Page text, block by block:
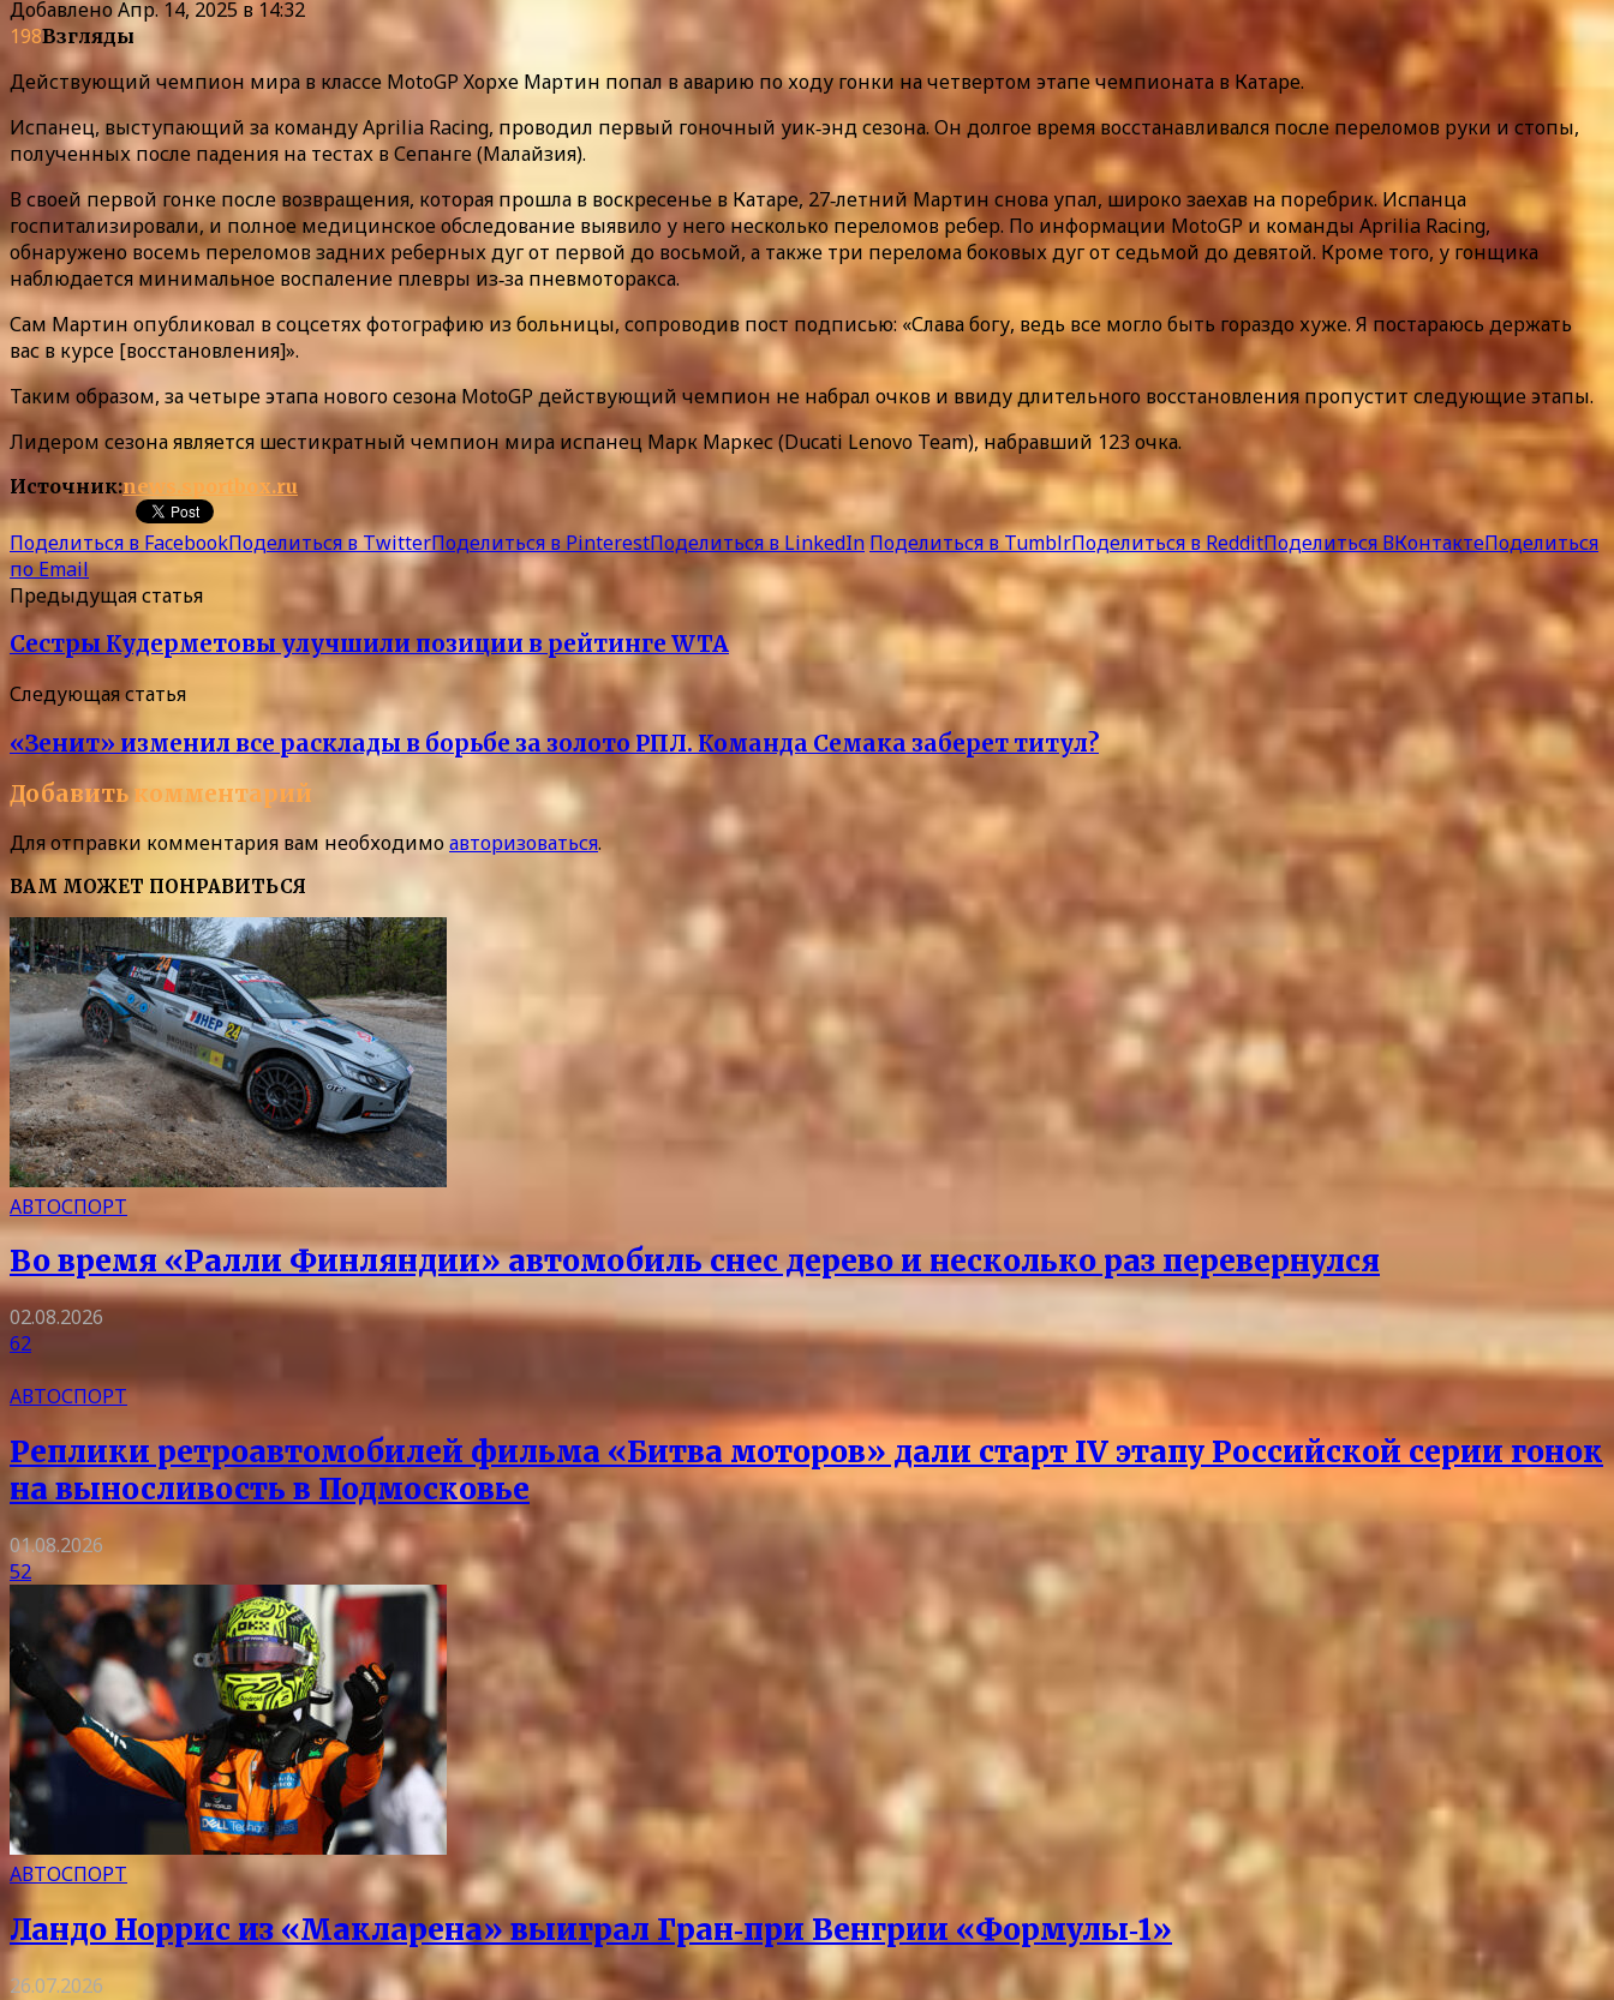
ДобавленоАпр. 14, 2025 в 14:32
198Взгляды
Действующий чемпион мира в классе MotoGP Хорхе Мартин попал в аварию по ходу гонки на четвертом этапе чемпионата в Катаре.
Испанец, выступающий за команду Aprilia Racing, проводил первый гоночный уик‑энд сезона. Он долгое время восстанавливался после переломов руки и стопы,
полученных после падения на тестах в Сепанге (Малайзия).
В своей первой гонке после возвращения, которая прошла в воскресенье в Катаре, 27‑летний Мартин снова упал, широко заехав на поребрик. Испанца
госпитализировали, и полное медицинское обследование выявило у него несколько переломов ребер. По информации MotoGP и команды Aprilia Racing,
обнаружено восемь переломов задних реберных дуг от первой до восьмой, а также три перелома боковых дуг от седьмой до девятой. Кроме того, у гонщика
наблюдается минимальное воспаление плевры из‑за пневмоторакса.
Сам Мартин опубликовал в соцсетях фотографию из больницы, сопроводив пост подписью: «Слава богу, ведь все могло быть гораздо хуже. Я постараюсь держать
вас в курсе [восстановления]».
Таким образом, за четыре этапа нового сезона MotoGP действующий чемпион не набрал очков и ввиду длительного восстановления пропустит следующие этапы.
Лидером сезона является шестикратный чемпион мира испанец Марк Маркес (Ducati Lenovo Team), набравший 123 очка.
Источник:news.sportbox.ru
Поделиться в FacebookПоделиться в TwitterПоделиться в PinterestПоделиться в LinkedIn Поделиться в TumblrПоделиться в RedditПоделиться ВКонтактеПоделиться
по Email
Предыдущая статья
Сестры Кудерметовы улучшили позиции в рейтинге WTA
Следующая статья
«Зенит» изменил все расклады в борьбе за золото РПЛ. Команда Семака заберет титул?
Добавить комментарий
Для отправки комментария вам необходимоавторизоваться.
ВАМ МОЖЕТ ПОНРАВИТЬСЯ
АВТОСПОРТ
Во время «Ралли Финляндии» автомобиль снес дерево и несколько раз перевернулся
02.08.2026
62
АВТОСПОРТ
Реплики ретроавтомобилей фильма «Битва моторов» дали старт IV этапу Российской серии гонок
на выносливость в Подмосковье
01.08.2026
52
АВТОСПОРТ
Ландо Норрис из «Макларена» выиграл Гран‑при Венгрии «Формулы‑1»
26.07.2026